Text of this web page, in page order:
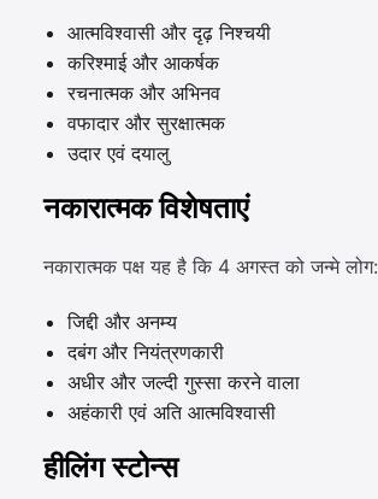
आत्मविश्वासी और दृढ़ निश्चयी
करिश्माई और आकर्षक
रचनात्मक और अभिनव
वफादार और सुरक्षात्मक
उदार एवं दयालु
नकारात्मक विशेषताएं
नकारात्मक पक्ष यह है कि 4 अगस्त को जन्मे लोग:
जिद्दी और अनम्य
दबंग और नियंत्रणकारी
अधीर और जल्दी गुस्सा करने वाला
अहंकारी एवं अति आत्मविश्वासी
हीलिंग स्टोन्स